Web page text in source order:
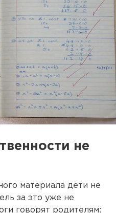
не
материала дети не
за это уже не
говорят родителям: